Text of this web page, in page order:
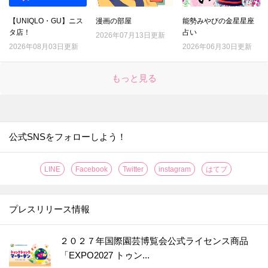
【UNIQLO・GU】ニス
タ店！
2026年08月03日更新
漫画の部屋
2026年07月13日更新
能勢みやびの金星星座
占い
2026年06月30日更新
もっと見る
公式SNSをフォローしよう！
LINE Facebook Twitter instagram はてブ
プレスリリース情報
２０２７年国際園芸博覧会公式ライセンス商品
「EXPO2027 トゥン...